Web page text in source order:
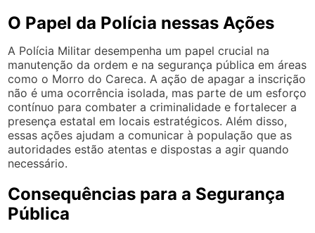
O Papel da Polícia nessas Ações
A Polícia Militar desempenha um papel crucial na
manutenção da ordem e na segurança pública em áreas
como o Morro do Careca. A ação de apagar a inscrição
não é uma ocorrência isolada, mas parte de um esforço
contínuo para combater a criminalidade e fortalecer a
presença estatal em locais estratégicos. Além disso,
essas ações ajudam a comunicar à população que as
autoridades estão atentas e dispostas a agir quando
necessário.
Consequências para a Segurança
Pública